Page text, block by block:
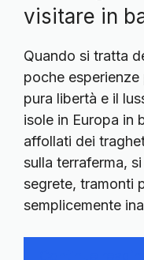
visitare in
Quando si tratta
poche
pura libertà e il
isole in Europa in
affollati dei
sulla terraferma,
segrete, tramonti
semplicemente